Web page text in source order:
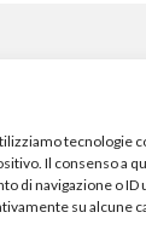
tecnologie
Il consenso a
di navigazione o
su alcune
©